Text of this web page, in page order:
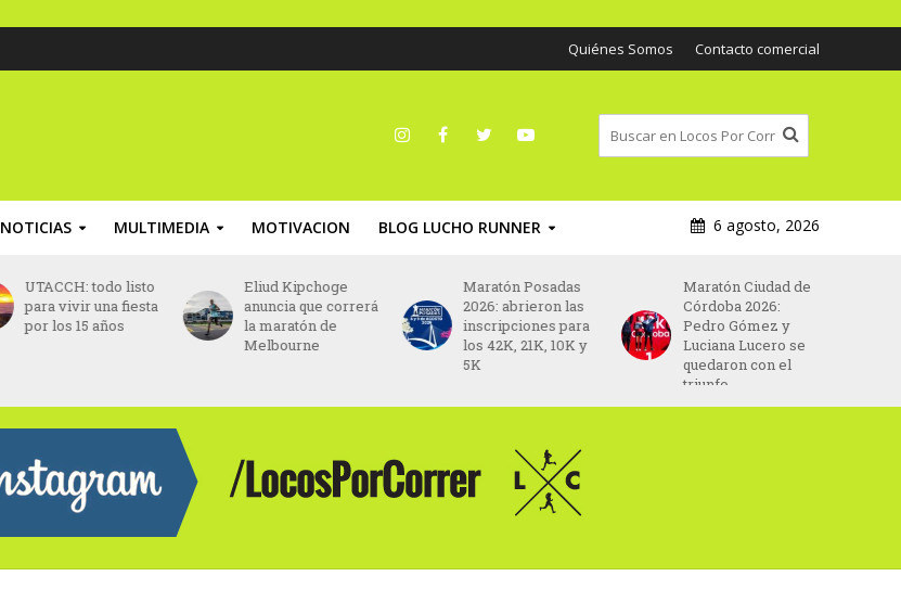
Quiénes Somos Contacto comercial
NOTICIAS MULTIMEDIA MOTIVACION BLOG LUCHO RUNNER 6 agosto, 2026
UTACCH: todo listo
para vivir una fiesta
por los 15 años
Eliud Kipchoge
anuncia que correrá
la maratón de
Melbourne
Maratón Posadas
2026: abrieron las
inscripciones para
los 42K, 21K, 10K y
5K
Maratón Ciudad de
Córdoba 2026:
Pedro Gómez y
Luciana Lucero se
quedaron con el
triunfo